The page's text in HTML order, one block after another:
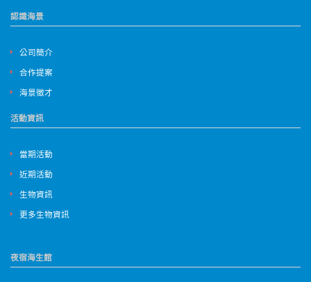
認識海景
公司簡介
合作提案
海景徵才
活動資訊
當期活動
近期活動
生物資訊
更多生物資訊
夜宿海生館